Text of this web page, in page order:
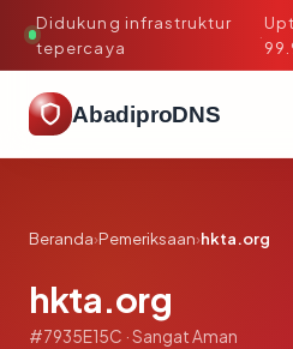
Didukung infrastruktur
tepercaya
·
AbadiproDNS
Beranda›Pemeriksaan›hkta.org
hkta.org
#7935E15C · Sangat Aman